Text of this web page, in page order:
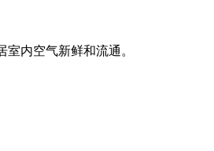
内空气新鲜和流通。